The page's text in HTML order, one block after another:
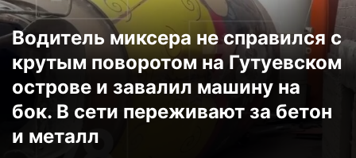
Водитель миксера не справился с
крутым поворотом на Гутуевском
острове и завалил машину на
бок. В сети переживают за бетон
и металл